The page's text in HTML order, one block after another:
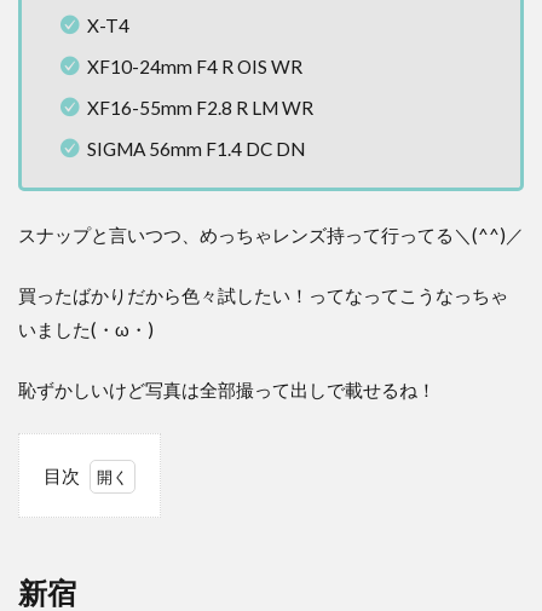
X-T4
XF10-24mm F4 R OIS WR
XF16-55mm F2.8 R LM WR
SIGMA 56mm F1.4 DC DN
スナップと言いつつ、めっちゃレンズ持って行ってる＼(^^)／
買ったばかりだから色々試したい！ってなってこうなっちゃ
いました(・ω・)
恥ずかしいけど写真は全部撮って出しで載せるね！
目次
2
新宿